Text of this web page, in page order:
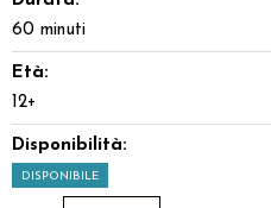
60 minuti
Età:
12+
Disponibilità:
DISPONIBILE